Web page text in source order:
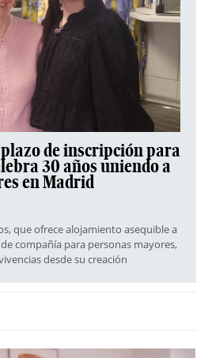
de inscripción para
30 años uniendo a
en Madrid
que ofrece alojamiento asequible a
compañía para personas mayores,
desde su creación